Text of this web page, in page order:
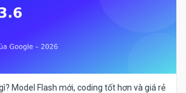
Model Flash mới, coding tốt hơn và giá rẻ